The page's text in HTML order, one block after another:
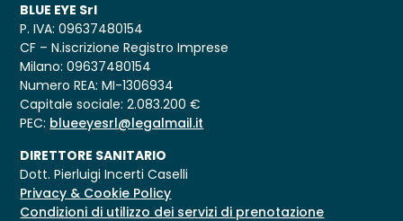
BLUE EYE Srl
P. IVA: 09637480154
CF – N.iscrizione Registro Imprese
Milano: 09637480154
Numero REA: MI-1306934
Capitale sociale: 2.083.200 €
PEC: blueeyesrl@legalmail.it
DIRETTORE SANITARIO
Dott. Pierluigi Incerti Caselli
Privacy & Cookie Policy
Condizioni di utilizzo dei servizi di prenotazione